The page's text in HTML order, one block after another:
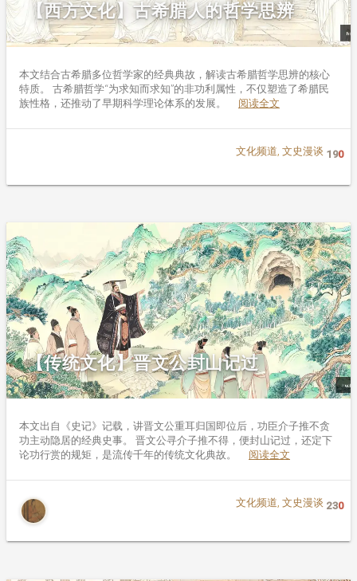
【西方文化】古希腊人的哲学思辨
本文结合古希腊多位哲学家的经典典故，解读古希腊哲学思辨的核心
特质。 古希腊哲学“为求知而求知”的非功利属性，不仅塑造了希腊民
族性格，还推动了早期科学理论体系的发展。 阅读全文
文化频道 ,文史漫谈 190
【传统文化】晋文公封山记过
本文出自《史记》记载，讲晋文公重耳归国即位后，功臣介子推不贪
功主动隐居的经典史事。 晋文公寻介子推不得，便封山记过，还定下
论功行赏的规矩，是流传千年的传统文化典故。 阅读全文
文化频道,文史漫谈 230